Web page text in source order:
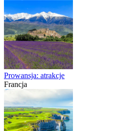
Prowansja: atrakcje
Francja